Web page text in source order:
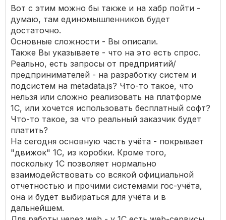
Вот с этим можно бы также и на хабр пойти -
думаю, там единомышленников будет
достаточно.
Основные сложности - Вы описали.
Также Вы указываете - что на это есть спрос.
Реально, есть запросы от предприятий/
предпринимателей - на разработку систем и
подсистем на metadata.js? Что-то такое, что
нельзя или сложно реализовать на платформе
1С, или хочется использовать бесплатный софт?
Что-то такое, за что реальный заказчик будет
платить?
На сегодня основную часть учёта - покрывает
"движок" 1С, из коробки. Кроме того,
поскольку 1С позволяет нормально
взаимодействовать со всякой официальной
отчетностью и прочими системами гос-учёта,
она и будет выбираться для учёта и в
дальнейшем.